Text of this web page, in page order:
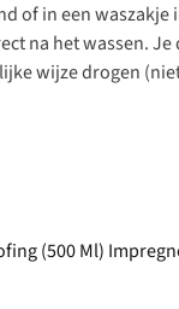
of ineen waszakje
na het wassen.
wijze drogen
(500 Ml)